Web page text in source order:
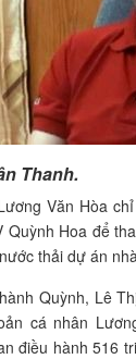
Thanh.
Văn Hòa
Quỳnh Hoa để
thải dự án
Quỳnh, Lê
cá nhân
điều hành 516